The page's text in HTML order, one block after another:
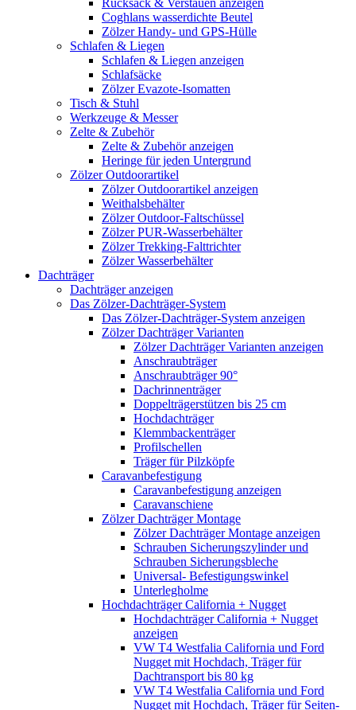
Coghlans wasserdichte Beutel
Zölzer Handy- und GPS-Hülle
Schlafen & Liegen
Schlafen & Liegen anzeigen
Schlafsäcke
Zölzer Evazote-Isomatten
Tisch & Stuhl
Werkzeuge & Messer
Zelte & Zubehör
Zelte & Zubehör anzeigen
Heringe für jeden Untergrund
Zölzer Outdoorartikel
Zölzer Outdoorartikel anzeigen
Weithalsbehälter
Zölzer Outdoor-Faltschüssel
Zölzer PUR-Wasserbehälter
Zölzer Trekking-Falttrichter
Zölzer Wasserbehälter
Dachträger
Dachträger anzeigen
Das Zölzer-Dachträger-System
Das Zölzer-Dachträger-System anzeigen
Zölzer Dachträger Varianten
Zölzer Dachträger Varianten anzeigen
Anschraubträger
Anschraubträger 90°
Dachrinnenträger
Doppelträgerstützen bis 25 cm
Hochdachträger
Klemmbackenträger
Profilschellen
Träger für Pilzköpfe
Caravanbefestigung
Caravanbefestigung anzeigen
Caravanschiene
Zölzer Dachträger Montage
Zölzer Dachträger Montage anzeigen
Schrauben Sicherungszylinder und
Schrauben Sicherungsbleche
Universal- Befestigungswinkel
Unterlegholme
Hochdachträger California + Nugget
Hochdachträger California + Nugget
anzeigen
VW T4 Westfalia California und Ford
Nugget mit Hochdach, Träger für
Dachtransport bis 80 kg
VW T4 Westfalia California und Ford
Nugget mit Hochdach, Träger für Seiten-